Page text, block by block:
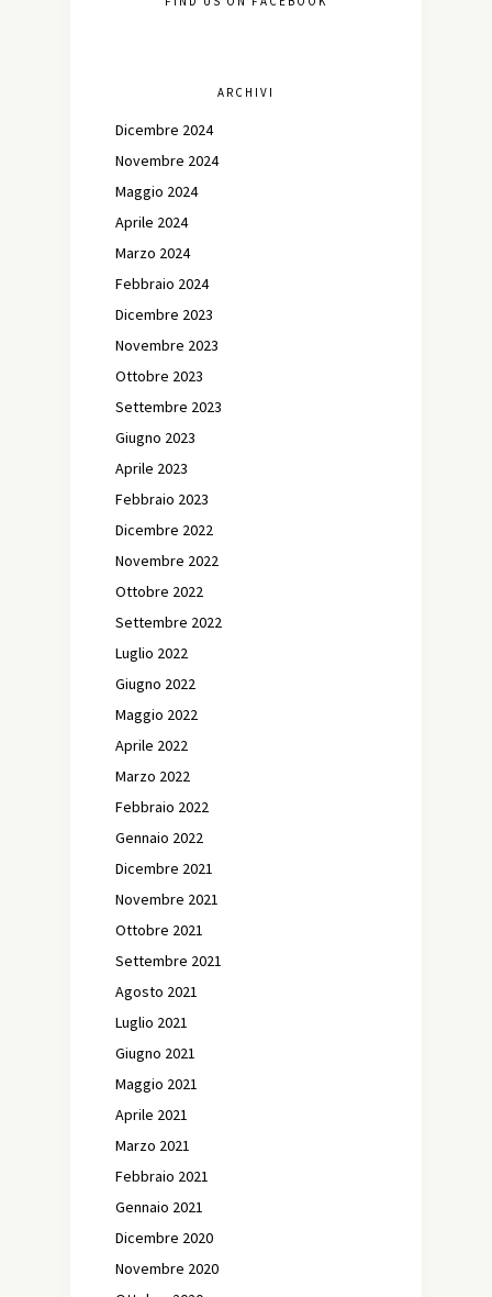
ARCHIVI
Dicembre 2024
Novembre 2024
Maggio 2024
Aprile 2024
Marzo 2024
Febbraio 2024
Dicembre 2023
Novembre 2023
Ottobre 2023
Settembre 2023
Giugno 2023
Aprile 2023
Febbraio 2023
Dicembre 2022
Novembre 2022
Ottobre 2022
Settembre 2022
Luglio 2022
Giugno 2022
Maggio 2022
Aprile 2022
Marzo 2022
Febbraio 2022
Gennaio 2022
Dicembre 2021
Novembre 2021
Ottobre 2021
Settembre 2021
Agosto 2021
Luglio 2021
Giugno 2021
Maggio 2021
Aprile 2021
Marzo 2021
Febbraio 2021
Gennaio 2021
Dicembre 2020
Novembre 2020